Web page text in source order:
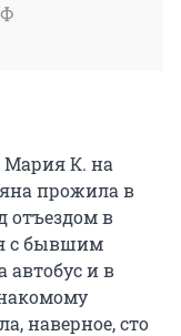
Мария К. на
прожила в
отъездом в
с бывшим
автобус и в
наверное, сто